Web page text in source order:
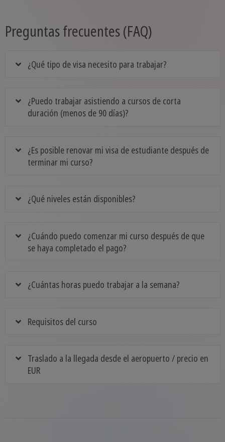
Preguntas frecuentes (FAQ)
¿Qué tipo de visa necesito para trabajar?
¿Puedo trabajar asistiendo a cursos de corta
duración (menos de 90 días)?
¿Es posible renovar mi visa de estudiante después de
terminar mi curso?
¿Qué niveles están disponibles?
¿Cuándo puedo comenzar mi curso después de que
se haya completado el pago?
¿Cuántas horas puedo trabajar a la semana?
Requisitos del curso
Traslado a la llegada desde el aeropuerto / precio en
EUR